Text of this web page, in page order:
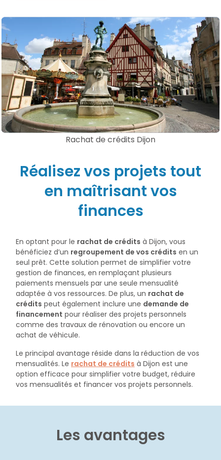
Rachat de crédits Dijon
Réalisez vos projets tout
en maîtrisant vos
finances
En optant pour le rachat de crédits à Dijon, vous
bénéficiez d’un regroupement de vos crédits en un
seul prêt. Cette solution permet de simplifier votre
gestion de finances, en remplaçant plusieurs
paiements mensuels par une seule mensualité
adaptée à vos ressources. De plus, un rachat de
crédits peut également inclure une demande de
financement pour réaliser des projets personnels
comme des travaux de rénovation ou encore un
achat de véhicule.
Le principal avantage réside dans la réduction de vos
mensualités. Le rachat de crédits à Dijon est une
option efficace pour simplifier votre budget, réduire
vos mensualités et financer vos projets personnels.
Les avantages